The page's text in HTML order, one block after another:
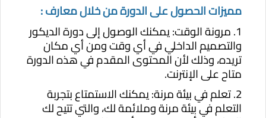
مميزات الحصول على الدورة من خلال معارف :
1. مرونة الوقت: يمكنك الوصول إلى دورة الديكور
والتصميم الداخلي في أي وقت ومن أي مكان
تريده، وذلك لأن المحتوى المقدم في هذه الدورة
متاح على الإنترنت.
2. تعلم في بيئة مرنة: يمكنك الاستمتاع بتجربة
التعلم في بيئة مرنة وملائمة لك، والتي تتيح لك